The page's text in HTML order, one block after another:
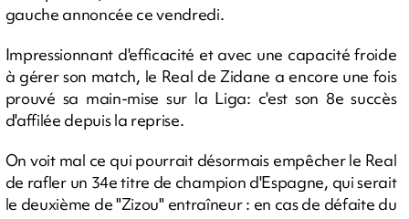
gauche annoncée ce vendredi.
Impressionnant d'efficacité et avec une capacité froide
à gérer son match, le Real de Zidane a encore une fois
prouvé sa main-mise sur la Liga: c'est son 8e succès
d'affilée depuis la reprise.
On voit mal ce qui pourrait désormais empêcher le Real
de rafler un 34e titre de champion d'Espagne, qui serait
le deuxième de "Zizou" entraîneur : en cas de défaite du